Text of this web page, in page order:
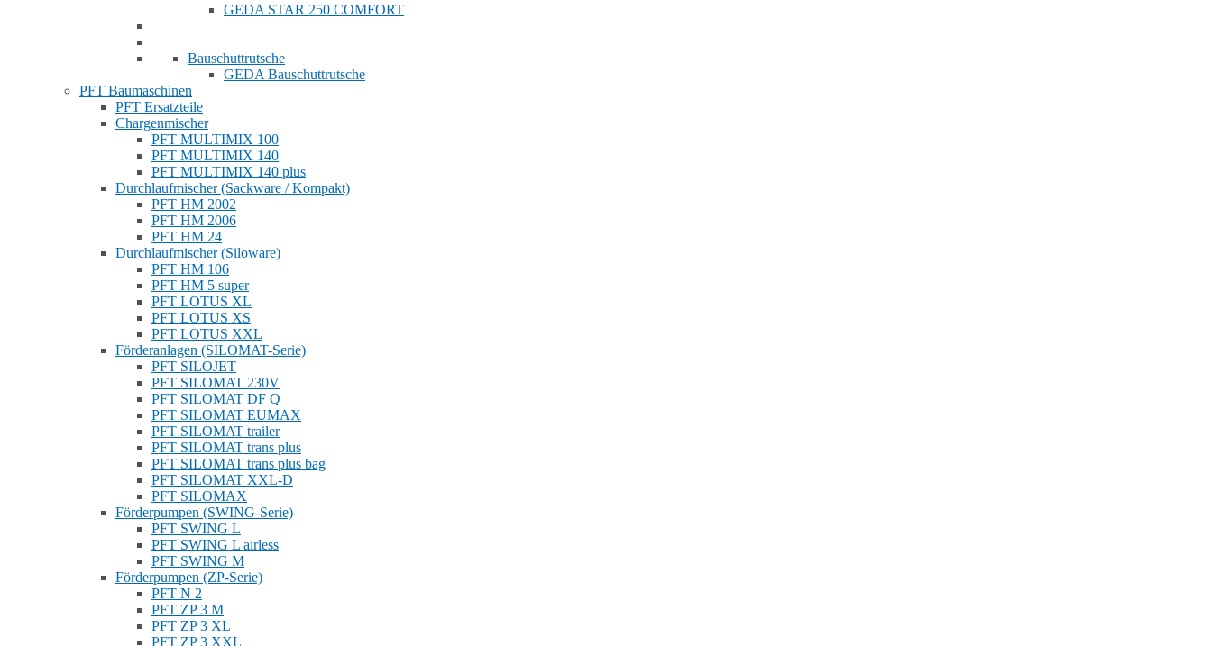
GEDA STAR 250 COMFORT
Bauschuttrutsche
GEDA Bauschuttrutsche
PFT Baumaschinen
PFT Ersatzteile
Chargenmischer
PFT MULTIMIX 100
PFT MULTIMIX 140
PFT MULTIMIX 140 plus
Durchlaufmischer (Sackware / Kompakt)
PFT HM 2002
PFT HM 2006
PFT HM 24
Durchlaufmischer (Siloware)
PFT HM 106
PFT HM 5 super
PFT LOTUS XL
PFT LOTUS XS
PFT LOTUS XXL
Förderanlagen (SILOMAT-Serie)
PFT SILOJET
PFT SILOMAT 230V
PFT SILOMAT DF Q
PFT SILOMAT EUMAX
PFT SILOMAT trailer
PFT SILOMAT trans plus
PFT SILOMAT trans plus bag
PFT SILOMAT XXL-D
PFT SILOMAX
Förderpumpen (SWING-Serie)
PFT SWING L
PFT SWING L airless
PFT SWING M
Förderpumpen (ZP-Serie)
PFT N 2
PFT ZP 3 M
PFT ZP 3 XL
PFT ZP 3 XXL